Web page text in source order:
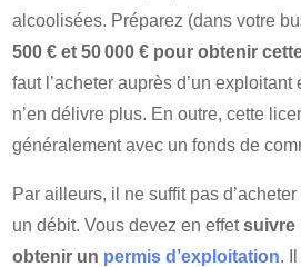
alcoolisées. Préparez (dans votre
500 € et 50 000 € pour obtenir
faut l’acheter auprès d’un exploitant
n’en délivre plus. En outre, cette
généralement avec un fonds de
Par ailleurs, il ne suffit pas
un débit. Vous devez en effetsuivre
obtenir un permis d’exploitation.